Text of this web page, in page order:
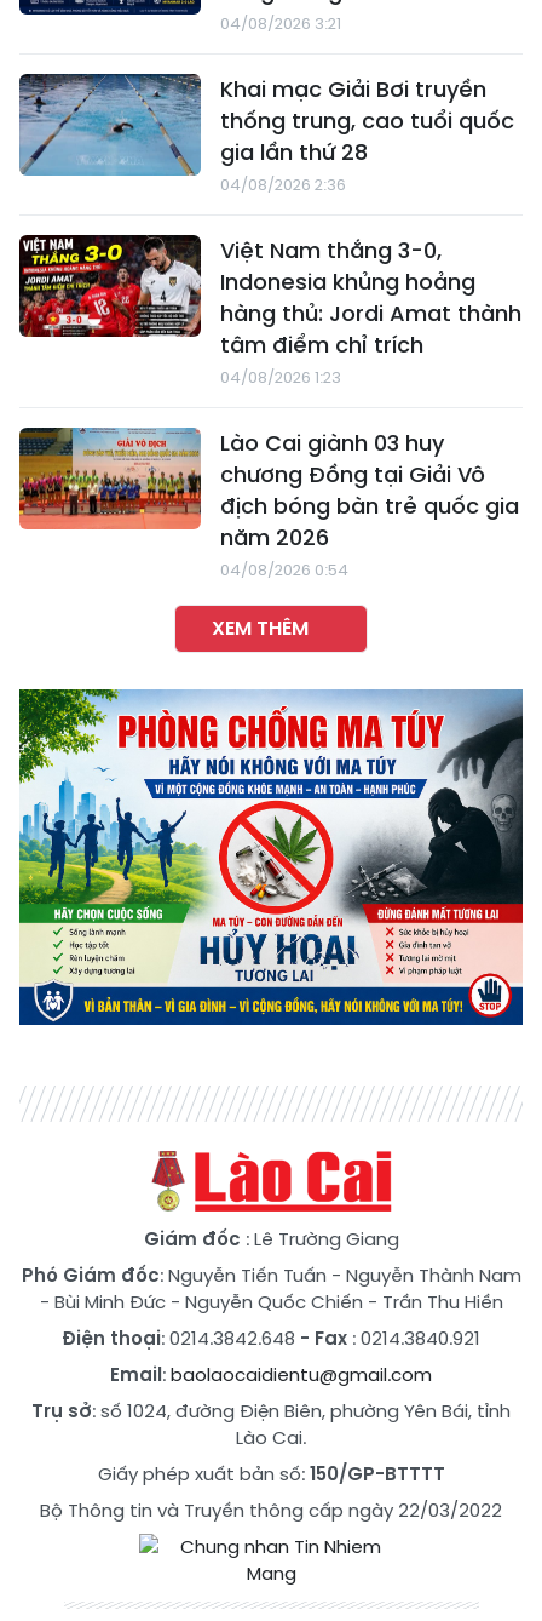
04/08/2026 3:21
Khai mạc Giải Bơi truyền
thống trung, cao tuổi quốc
gia lần thứ 28
04/08/2026 2:36
Việt Nam thắng 3-0,
Indonesia khủng hoảng
hàng thủ: Jordi Amat thành
tâm điểm chỉ trích
04/08/2026 1:23
Lào Cai giành 03 huy
chương Đồng tại Giải Vô
địch bóng bàn trẻ quốc gia
năm 2026
04/08/2026 0:54
XEM THÊM
Giám đốc : Lê Trường Giang
Phó Giám đốc:Nguyễn Tiến Tuấn - Nguyễn Thành Nam
- Bùi Minh Đức- Nguyễn Quốc Chiến - Trần Thu Hiền
Điện thoại: 0214.3842.648 - Fax : 0214.3840.921
Email:baolaocaidientu@gmail.com
Trụ sở: số 1024, đường Điện Biên, phường Yên Bái, tỉnh
Lào Cai.
Giấy phép xuất bản số:150/GP-BTTTT
Bộ Thông tin và Truyền thông cấp ngày 22/03/2022